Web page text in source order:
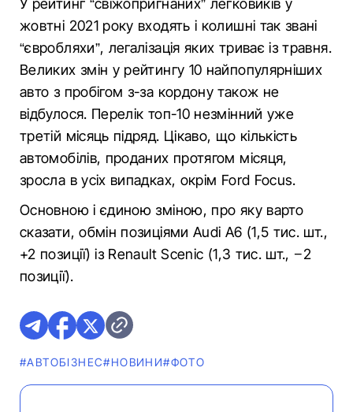
У рейтинг “свіжопригнаних” легковиків у
жовтні 2021 року входять і колишні так звані
“євробляхи”, легалізація яких триває із травня.
Великих змін у рейтингу 10 найпопулярніших
авто з пробігом з-за кордону також не
відбулося. Перелік топ-10 незмінний уже
третій місяць підряд. Цікаво, що кількість
автомобілів, проданих протягом місяця,
зросла в усіх випадках, окрім Ford Focus.
Основною і єдиною зміною, про яку варто
сказати, обмін позиціями Audi A6 (1,5 тис. шт.,
+2 позиції) із Renault Scenic (1,3 тис. шт., −2
позиції).
#АВТОБІЗНЕС#НОВИНИ#ФОТО